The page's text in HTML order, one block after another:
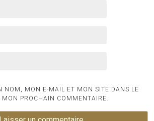
NOM, MON E-MAIL ET MON SITE DANS LE
MON PROCHAIN COMMENTAIRE.